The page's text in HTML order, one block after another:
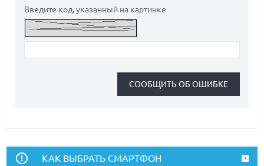
Введите код, указанный на картинке
КАК ВЫБРАТЬ СМАРТФОН